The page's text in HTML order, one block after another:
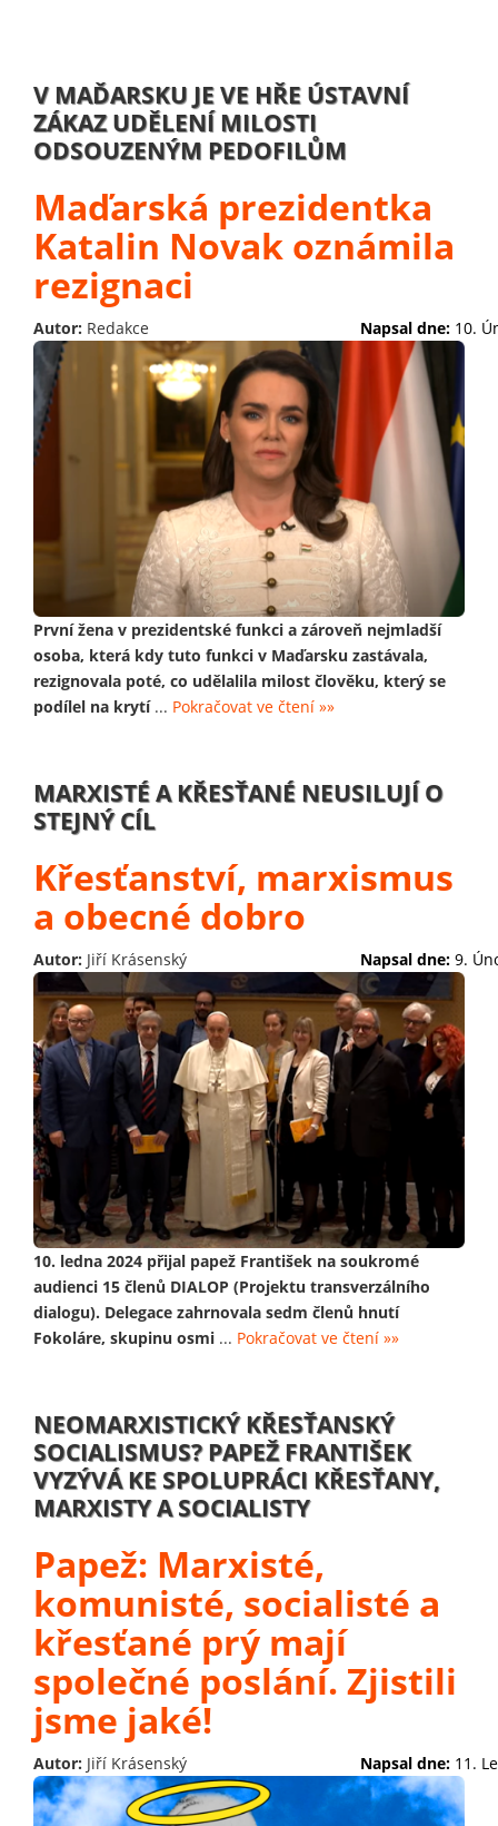
V MAĎARSKU JE VE HŘE ÚSTAVNÍ
ZÁKAZ UDĚLENÍ MILOSTI
ODSOUZENÝM PEDOFILŮM
Maďarská prezidentka
Katalin Novak oznámila
rezignaci
Autor: Redakce Napsal dne: 10.
První žena v prezidentské funkci a zároveň nejmladší
osoba, která kdy tuto funkci v Maďarsku zastávala,
rezignovala poté, co udělalila milost člověku, který se
podílel na krytí... Pokračovat ve čtení »»
MARXISTÉ A KŘESŤANÉ NEUSILUJÍ O
STEJNÝ CÍL
Křesťanství, marxismus
a obecné dobro
Autor: Jiří Krásenský Napsal dne: 9.
10. ledna 2024 přijal papež František na soukromé
audienci 15 členů DIALOP (Projektu transverzálního
dialogu). Delegace zahrnovala sedm členů hnutí
Fokoláre, skupinu osmi ... Pokračovat ve čtení »»
NEOMARXISTICKÝ KŘESŤANSKÝ
SOCIALISMUS? PAPEŽ FRANTIŠEK
VYZÝVÁ KE SPOLUPRÁCI KŘESŤANY,
MARXISTY A SOCIALISTY
Papež: Marxisté,
komunisté, socialisté a
křesťané prý mají
společné poslání. Zjistili
jsme jaké!
Autor: Jiří Krásenský Napsal dne: 11.